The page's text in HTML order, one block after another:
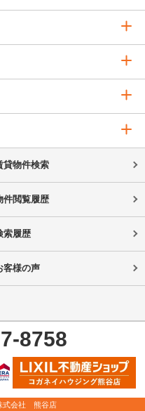
貸物件検索
件閲覧履歴
索履歴
客様の声
8758
式会社 熊谷店